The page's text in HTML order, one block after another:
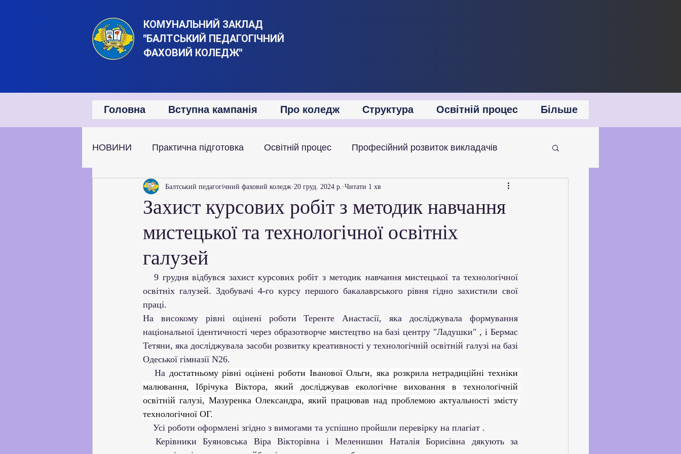
КОМУНАЛЬНИЙ ЗАКЛАД
"БАЛТСЬКИЙ ПЕДАГОГІЧНИЙ
ФАХОВИЙ КОЛЕДЖ"
Головна Вступна кампанія Про коледж Структура Освітній процес Більше
НОВИНИ Практична підготовка Освітній процес Професійний розвиток викладачів
Наукова та дослідницька діяльність Академічна мобільність
Партнерство з українськими ЗВО Робота зі здобувачами освіти Студентське життя
Профорієнтаційна робота
Соціальні та громадські ініціативи
Академічна доброчесність Громадські ініціативи
Захист курсових робіт з методик навчання
мистецької та технологічної освітніх
галузей
Балтський педагогічний фаховий коледж 20 груд. 2024 р. Читати 1 хв
   9 грудня відбувся захист курсових робіт з методик навчання мистецької та технологічної
освітніх галузей. Здобувачі 4-го курсу першого бакалаврського рівня гідно захистили свої
праці.
На високому рівні оцінені роботи Теренте Анастасії, яка досліджувала формування
національної ідентичності через образотворче мистецтво на базі центру "Ладушки" , і Бермас
Тетяни, яка досліджувала засоби розвитку креативності у технологічній освітній галузі на базі
Одеської гімназії N26.
   На
достатньому рівні оцінені роботи Іванової Ольги, яка розкрила нетрадиційні техніки
малювання, Ібрічука Віктора, який досліджував екологічне виховання в технологічній
освітній галузі, Мазуренка Олександра, який працював над проблемою актуальності змісту
технологічної ОГ.
    Усі роботи оформлені згідно з вимогами та успішно пройшли перевірку на плагіат .